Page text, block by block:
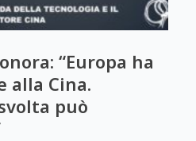
“Europa ha
alla Cina.
può